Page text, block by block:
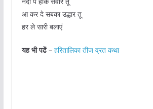
आ कर दे सबका उद्धार तू
हर ले सारी बलाएं
यह भी पढें – हरितालिका तीज व्रत कथा